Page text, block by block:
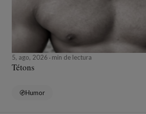
5, ago, 2026 min de lectura
Tétons
Humor